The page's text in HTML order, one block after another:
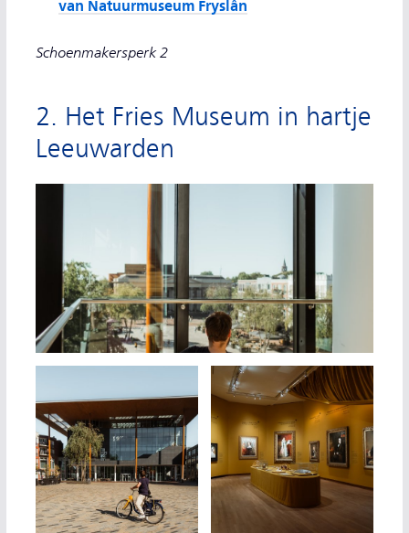
van Natuurmuseum Fryslân
Schoenmakersperk 2
2. Het Fries Museum in hartje
Leeuwarden